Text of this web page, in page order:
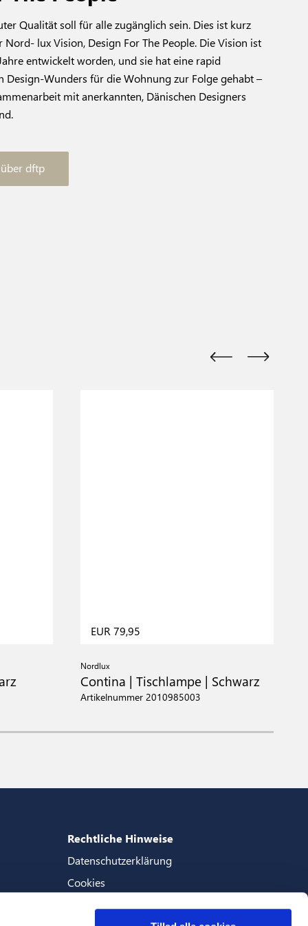
Qualität soll für alle zugänglich sein. Dies ist kurz
Nord- lux Vision, Design For The People. Die Vision ist
entwickelt worden, und sie hat eine rapid
Design-Wunders für die Wohnung zur Folge gehabt –
mit anerkannten, Dänischen Designers
dftp
EUR 79,95
Nordlux
Contina | Tischlampe | Schwarz
Artikelnummer 2010985003
Rechtliche Hinweise
Datenschutzerklärung
Cookies